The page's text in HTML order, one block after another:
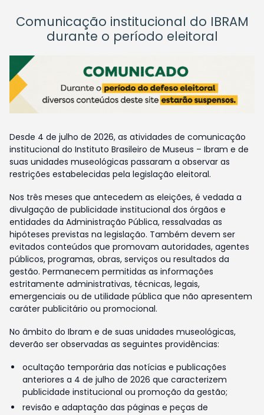
Comunicação institucional do IBRAM
durante o período eleitoral
Desde 4 de julho de 2026, as atividades de comunicação
institucional do Instituto Brasileiro de Museus – Ibram e de
suas unidades museológicas passaram a observar as
restrições estabelecidas pela legislação eleitoral.
Nos três meses que antecedem as eleições, é vedada a
divulgação de publicidade institucional dos órgãos e
entidades da Administração Pública, ressalvadas as
hipóteses previstas na legislação. Também devem ser
evitados conteúdos que promovam autoridades, agentes
públicos, programas, obras, serviços ou resultados da
gestão. Permanecem permitidas as informações
estritamente administrativas, técnicas, legais,
emergenciais ou de utilidade pública que não apresentem
caráter publicitário ou promocional.
No âmbito do Ibram e de suas unidades museológicas,
deverão ser observadas as seguintes providências:
ocultação temporária das notícias e publicações
anteriores a 4 de julho de 2026 que caracterizem
publicidade institucional ou promoção da gestão;
revisão e adaptação das páginas e peças de